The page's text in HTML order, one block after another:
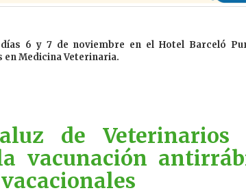
6 y 7 de noviembre en el Hotel Barceló
Medicina Veterinaria.
de Veterinarios
vacunación